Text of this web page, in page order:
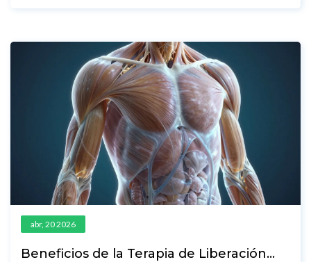
abr, 20 2026
Beneficios de la Terapia de Liberación